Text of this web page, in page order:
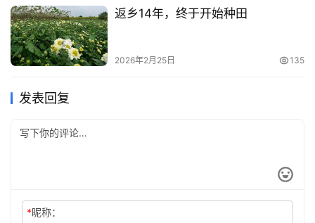
返乡14年，终于开始种田
2026年2月25日 135
发表回复
*昵称：